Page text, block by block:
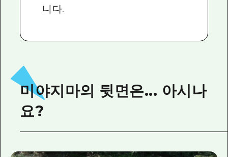
니다.
미야지마의 뒷면은... 아시나
요?